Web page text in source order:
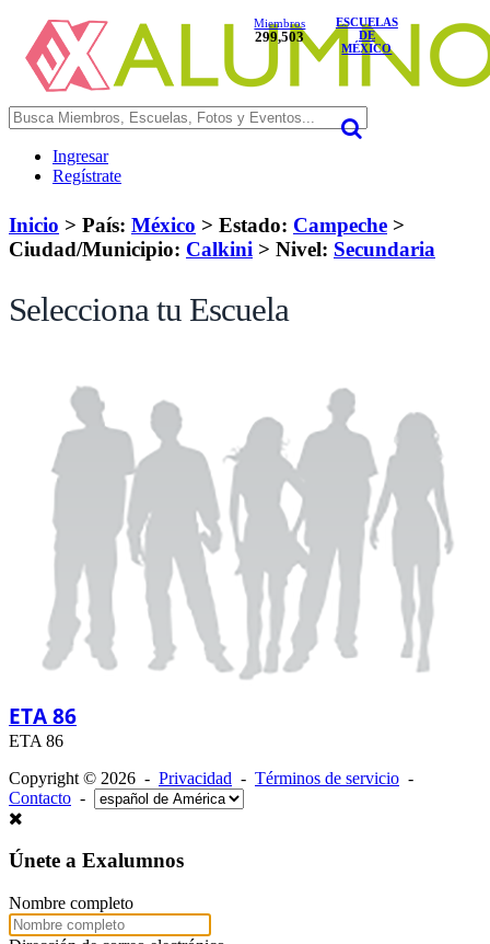
Miembros
299,503
ESCUELAS
DE
MÉXICO
Ingresar
Regístrate
Inicio > País: México > Estado: Campeche >
Ciudad/Municipio: Calkini > Nivel: Secundaria
Selecciona tu Escuela
ETA 86
ETA 86
Copyright © 2026 - Privacidad - Términos de servicio -
Contacto -
Únete a Exalumnos
Nombre completo